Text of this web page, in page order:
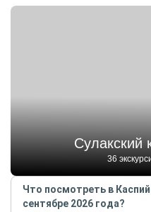
Сулакский
36
Что посмотреть в
сентябре 2026 года?